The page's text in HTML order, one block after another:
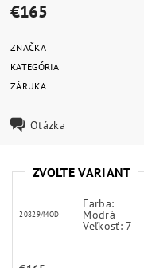
€165
ZNAČKA
KATEGÓRIA
ZÁRUKA
Otázka
ZVOĽTE VARIANT
20829/MOD
Farba:
Modrá
Veľkosť: 7